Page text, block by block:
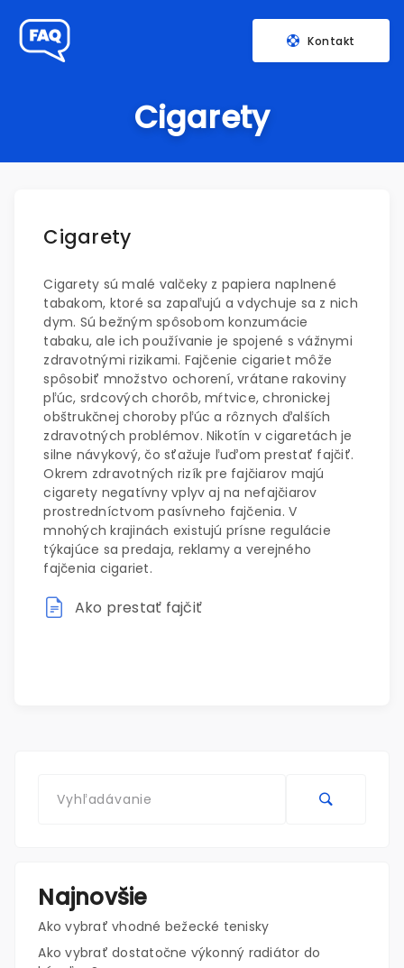
Kontakt
Cigarety
Cigarety
Cigarety sú malé valčeky z papiera naplnené
tabakom, ktoré sa zapaľujú a vdychuje sa z nich
dym. Sú bežným spôsobom konzumácie
tabaku, ale ich používanie je spojené s vážnymi
zdravotnými rizikami. Fajčenie cigariet môže
spôsobiť množstvo ochorení, vrátane rakoviny
pľúc, srdcových chorôb, mŕtvice, chronickej
obštrukčnej choroby pľúc a rôznych ďalších
zdravotných problémov. Nikotín v cigaretách je
silne návykový, čo sťažuje ľuďom prestať fajčiť.
Okrem zdravotných rizík pre fajčiarov majú
cigarety negatívny vplyv aj na nefajčiarov
prostredníctvom pasívneho fajčenia. V
mnohých krajinách existujú prísne regulácie
týkajúce sa predaja, reklamy a verejného
fajčenia cigariet.
Ako prestať fajčiť
Najnovšie
Ako vybrať vhodné bežecké tenisky
Ako vybrať dostatočne výkonný radiátor do